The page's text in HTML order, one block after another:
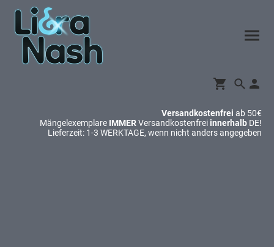
Versandkostenfrei ab 50€
Mängelexemplare IMMERVersandkostenfrei innerhalb DE!
Lieferzeit: 1-3 WERKTAGE, wenn nicht anders angegeben